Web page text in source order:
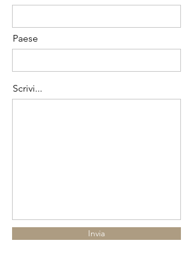
Paese
Scrivi...
Invia